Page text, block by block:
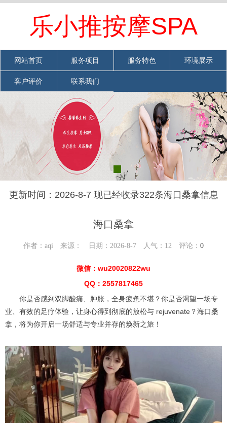
乐小推按摩SPA
网站首页 服务项目 服务特色 环境展示
客户评价 联系我们
更新时间：2026-8-7 现已经收录322条海口桑拿信息
海口桑拿
作者：aqi 来源： 日期：2026-8-7 人气： 12 评论： 0
微信：wu20020822wu
QQ：2557817465
你是否感到双脚酸痛、肿胀，全身疲惫不堪？你是否渴望一场专
业、有效的足疗体验，让身心得到彻底的放松与 rejuvenate？海口桑
拿，将为你开启一场舒适与专业并存的焕新之旅！